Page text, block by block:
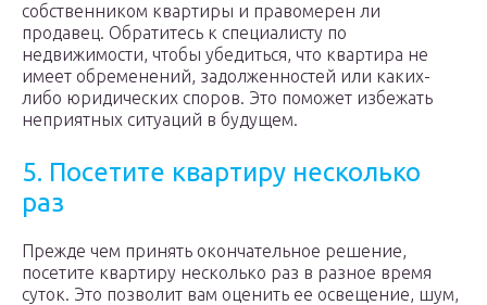
собственником квартиры и правомерен ли
продавец. Обратитесь к специалисту по
недвижимости, чтобы убедиться, что квартира не
имеет обременений, задолженностей или каких-
либо юридических споров. Это поможет избежать
неприятных ситуаций в будущем.
5. Посетите квартиру несколько
раз
Прежде чем принять окончательное решение,
посетите квартиру несколько раз в разное время
суток. Это позволит вам оценить ее освещение, шум,